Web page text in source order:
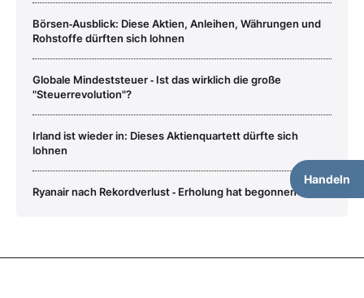
Handeln
Börsen‑Ausblick: Diese Aktien, Anleihen, Währungen und
Rohstoffe dürften sich lohnen
Globale Mindeststeuer ‑ Ist das wirklich die große
"Steuerrevolution"?
Irland ist wieder in: Dieses Aktienquartett dürfte sich
lohnen
Ryanair nach Rekordverlust ‑ Erholung hat begonnen